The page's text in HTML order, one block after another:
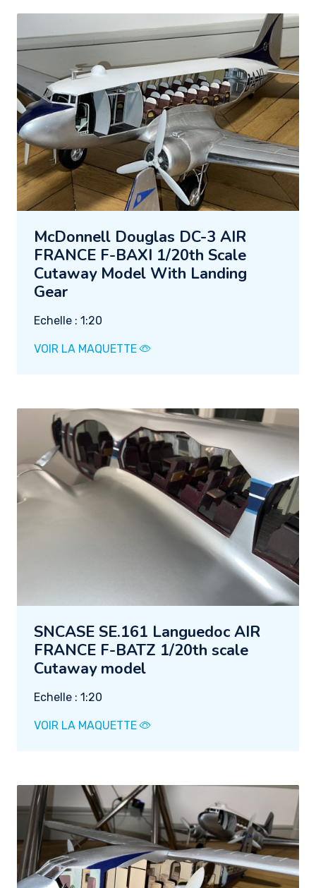
McDonnell Douglas DC-3 AIR
FRANCE F-BAXI 1/20th Scale
Cutaway Model With Landing
Gear
Echelle : 1:20
VOIR LA MAQUETTE
SNCASE SE.161 Languedoc AIR
FRANCE F-BATZ 1/20th scale
Cutaway model
Echelle : 1:20
VOIR LA MAQUETTE